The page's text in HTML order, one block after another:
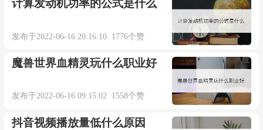
计算发动机功率的公式是什么
发布于2022-06-16 20:16:10 1776个赞
魔兽世界血精灵玩什么职业好
发布于2022-06-16 09:15:02 1558个赞
抖音视频播放量低什么原因